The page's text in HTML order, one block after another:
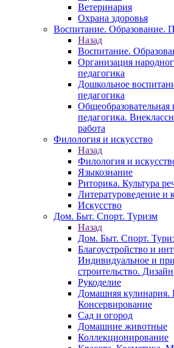
Ветеринария
Охрана здоровья
Воспитание. Образование.
Назад
Воспитание.
Организация
педагогика
Дошкольное
педагогика
педагогика.
работа
Филология и искусство
Назад
Филология и
Языкознание
Риторика. Культура
Литературоведение и
Искусство
Дом. Быт. Спорт. Туризм
Назад
Дом. Быт. Спорт.
Благоустройство и
Индивидуальное и
строительство. Дизайн
Рукоделие
Домашняя кулинария.
Консервирование
Сад и огород
Домашние животные
Коллекционирование